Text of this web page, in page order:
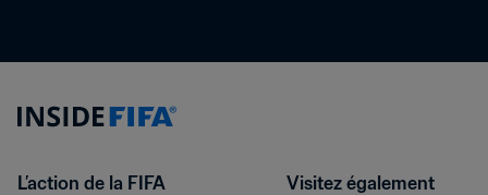
L’action de la FIFA
Visitez également